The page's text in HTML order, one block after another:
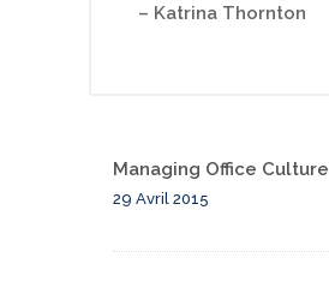
– Katrina Thornton
Managing Office Culture
29 Avril 2015